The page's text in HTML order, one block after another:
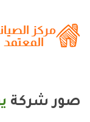
صور شركة